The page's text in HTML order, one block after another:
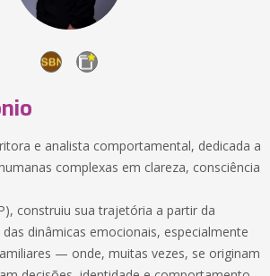
e analista comportamental, dedicada a
complexas em clareza, consciência
construiu sua trajetória a partir da
dinâmicas emocionais, especialmente
— onde, muitas vezes, se originam